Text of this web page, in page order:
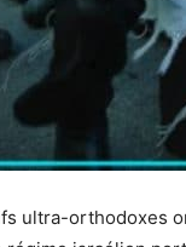
ultra-orthodoxes